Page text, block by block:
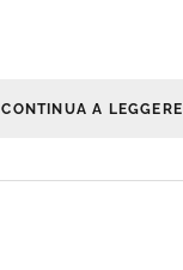
CONTINUA A LEGGERE